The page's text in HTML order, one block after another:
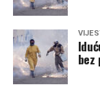
bez